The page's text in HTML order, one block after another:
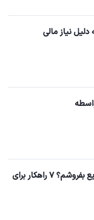
نیاز مالی
چگونه ماشینم را سریع بفروشم؟ ۷ راهکار برای